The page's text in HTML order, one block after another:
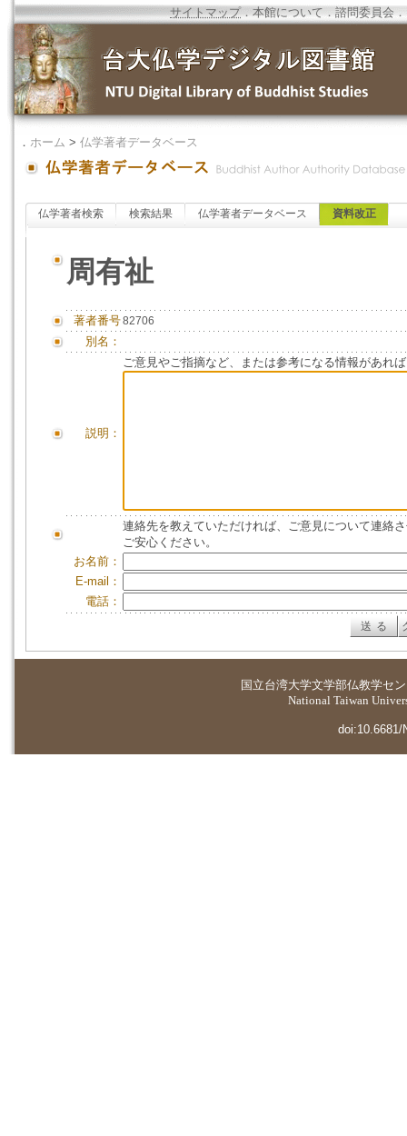
サイトマップ．本館について ．諮問委員会 ．
． ホーム > 仏学著者データベース
仏学著者検索 検索結果 仏学著者データベース 資料改正
周有祉
著者番号82706
別名：
説明：
ご意見やご指摘など、または参考になる情報があれ
連絡先を教えていただければ、ご意見について連絡
ご安心ください。
お名前：
E-mail：
電話：
国立台湾大学文学部仏教学セ
National Taiwan
doi:10.6681/